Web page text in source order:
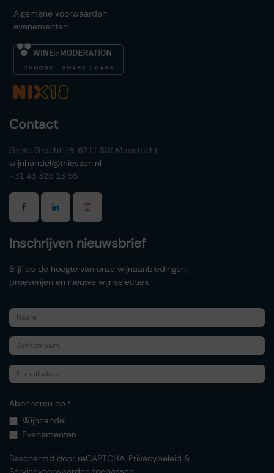
Algemene voorwaarden
evenementen
Contact
Grote Gracht 18, 6211 SW Maastricht
wijnhandel@thiessen.nl
+31 43 325 13 55
Inschrijven nieuwsbrief
Blijf op de hoogte van onze wijnaanbiedingen,
proeverijen en nieuwe wijnselecties.
Abonneren op *
Wijnhandel
Evenementen
Beschermd door reCAPTCHA, Privacybeleid &